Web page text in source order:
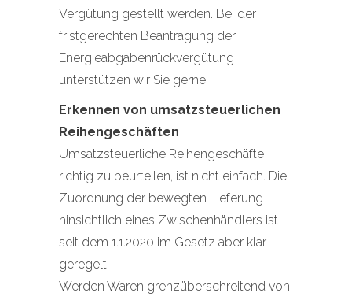
Vergütung gestellt werden. Bei der
fristgerechten Beantragung der
Energieabgabenrückvergütung
unterstützen wir Sie gerne.
Erkennen von umsatzsteuerlichen
Reihengeschäften
Umsatzsteuerliche Reihengeschäfte
richtig zu beurteilen, ist nicht einfach. Die
Zuordnung der bewegten Lieferung
hinsichtlich eines Zwischenhändlers ist
seit dem 1.1.2020 im Gesetz aber klar
geregelt.
Werden Waren grenzüberschreitend von